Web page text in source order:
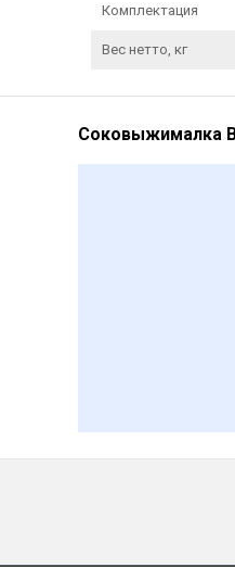
Комплектация
Вес нетто, кг
Соковыжималка